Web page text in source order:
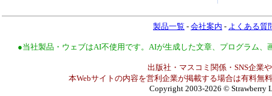
製品一覧 - 会社案内 - よくある質
●当社製品・ウェブはAI不使用です。AIが生成した文章、プログラム
出版社・マスコミ関係・SNS企業
本Webサイトの内容を営利企業が掲載する場合は有料無
Copyright 2003-2026 © Strawberry